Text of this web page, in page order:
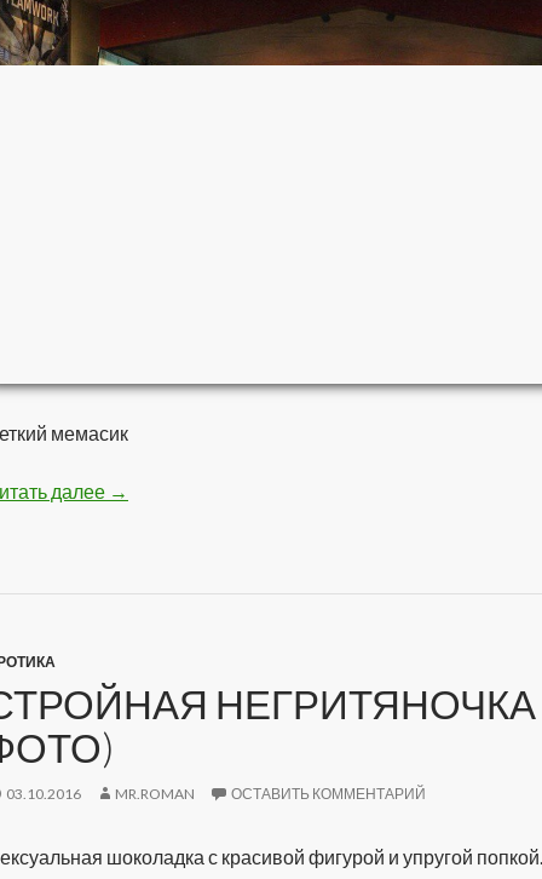
мемасик
далее Мстители — Война бесконечности
→
НЕГРИТЯНОЧКА
03.10.2016 MR.ROMAN ОСТАВИТЬ КОММЕНТАРИЙ
шоколадка с красивой фигурой и упругой попкой.